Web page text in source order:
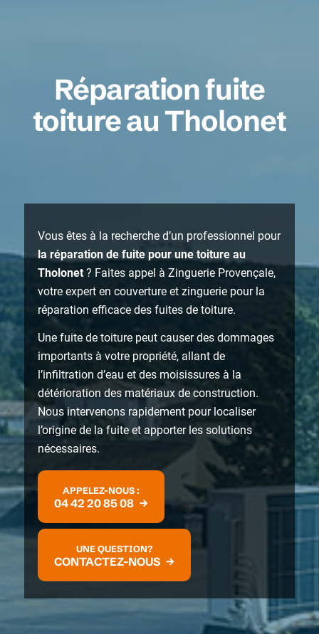
Réparation fuite
toiture au Tholonet
Vous êtes à la recherche d’un professionnel pour
la réparation de fuite pour une toiture au
Tholonet? Faites appel à Zinguerie Provençale,
votre expert en couverture et zinguerie pour la
réparation efficace des fuites de toiture.
Une fuite de toiture peut causer des dommages
importants à votre propriété, allant de
l’infiltration d’eau et des moisissures à la
détérioration des matériaux de construction.
Nous intervenons rapidement pour localiser
l’origine de la fuite et apporter les solutions
nécessaires.
APPELEZ-NOUS :
04 42 20 85 08
UNE QUESTION?
CONTACTEZ-NOUS